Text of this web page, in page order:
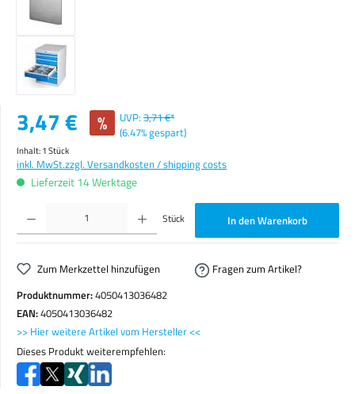
Verkaufspreis:
3,47 € % UVP: 3,71 €*
(6.47% gespart)
Inhalt:1 Stück
inkl. MwSt.zzgl. Versandkosten / shipping costs
Lieferzeit 14 Werktage
Produkt Anzahl: Gib den gewünschten Wert ein oder benutze die Schaltflächen um die Anzahl zu
Stück In den Warenkorb
Zum Merkzettel hinzufügen
Fragen zum Artikel?
Produktnummer:4050413036482
EAN:4050413036482
>> Hier weitere Artikel vom Hersteller <<
Dieses Produkt weiterempfehlen: